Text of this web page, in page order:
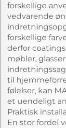
forskellige
vedvarende
forskellige
derfor
møbler,
til
følelser, kan
et uendeligt
Praktisk
En stor fordel